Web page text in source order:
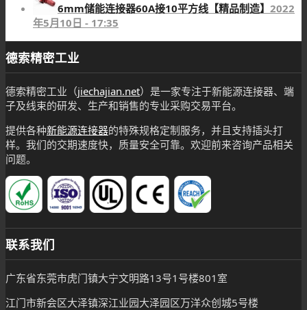
6mm储能连接器60A接10平方线【精品制造】 2022
年5月10日 - 17:35
德索精密工业
德索精密工业（jiechajian.net）是一家专注于新能源连接器、端
子及线束的研发、生产和销售的专业采购交易平台。
提供各种新能源连接器的特殊规格定制服务，并且支持插头打
样。我们的交期速度快，质量安全可靠。欢迎前来咨询产品相关
问题。
联系我们
广东省东莞市虎门镇大宁文明路13号1号楼801室
江门市新会区大泽镇深江业园大泽园区万洋众创城5号楼